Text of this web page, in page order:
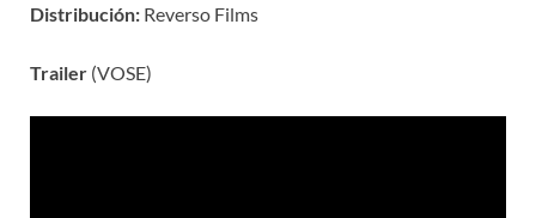
Distribución: Reverso Films
Trailer (VOSE)